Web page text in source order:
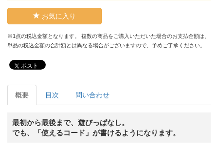
お気に入り
※1点の税込金額となります。 複数の商品をご購入いただいた場合のお支払金額は、
単品の税込金額の合計額とは異なる場合がございますので、予めご了承ください。
ポスト
概要 目次 問い合わせ
最初から最後まで、遊びっぱなし。
でも、「使えるコード」が書けるようになります。